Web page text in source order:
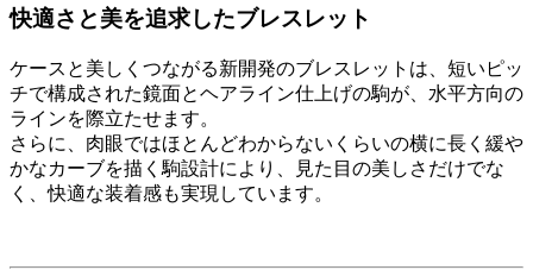
快適さと美を追求したブレスレット
ケースと美しくつながる新開発のブレスレットは、短いピッ
チで構成された鏡面とヘアライン仕上げの駒が、水平方向の
ラインを際立たせます。
さらに、肉眼ではほとんどわからないくらいの横に長く緩や
かなカーブを描く駒設計により、見た目の美しさだけでな
く、快適な装着感も実現しています。